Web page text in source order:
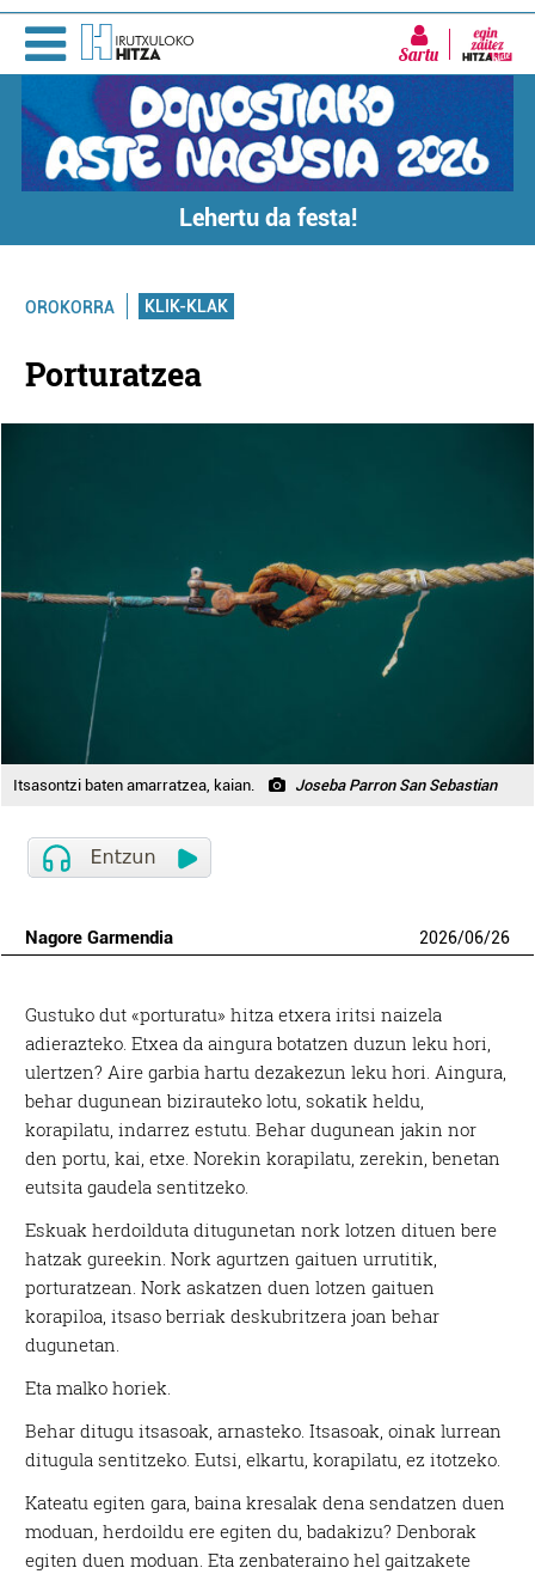
Sartu
Lehertu da festa!
OROKORRA KLIK-KLAK
Porturatzea
Itsasontzi baten amarratzea, kaian. Joseba Parron San Sebastian
Nagore Garmendia 2026/06/26
Gustuko dut «porturatu» hitza etxera iritsi naizela
adierazteko. Etxea da aingura botatzen duzun leku hori,
ulertzen? Aire garbia hartu dezakezun leku hori. Aingura,
behar dugunean bizirauteko lotu, sokatik heldu,
korapilatu, indarrez estutu. Behar dugunean jakin nor
den portu, kai, etxe. Norekin korapilatu, zerekin, benetan
eutsita gaudela sentitzeko.
Eskuak herdoilduta ditugunetan nork lotzen dituen bere
hatzak gureekin. Nork agurtzen gaituen urrutitik,
porturatzean. Nork askatzen duen lotzen gaituen
korapiloa, itsaso berriak deskubritzera joan behar
dugunetan.
Eta malko horiek.
Behar ditugu itsasoak, arnasteko. Itsasoak, oinak lurrean
ditugula sentitzeko. Eutsi, elkartu, korapilatu, ez itotzeko.
Kateatu egiten gara, baina kresalak dena sendatzen duen
moduan, herdoildu ere egiten du, badakizu? Denborak
egiten duen moduan. Eta zenbateraino hel gaitzakete